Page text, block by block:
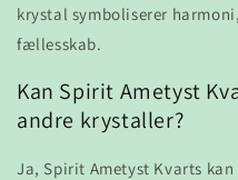
krystal symboliserer
fællesskab.
Kan Spirit Ametyst
andre krystaller?
Ja, Spirit Ametyst Kvarts